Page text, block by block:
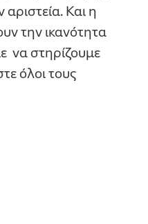
Και η
την ικανότητα
να στηρίζουμε
όλοι τους